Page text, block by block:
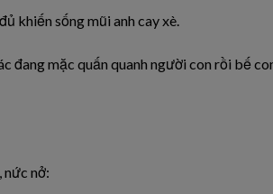
khiến sống mũi anh cay xè.
đang mặc quấn quanh người con rồi bế
nức nở: